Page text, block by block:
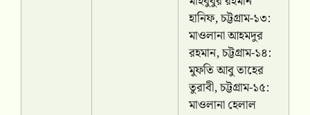
হানিফ, চট্টগ্রাম-১৩:
মাওলানা আহমদুর
রহমান, চট্টগ্রাম-১৪:
মুফতি আবু তাহের
তুরাবী, চট্টগ্রাম-১৫:
মাওলানা হেলাল